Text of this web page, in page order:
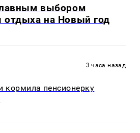
выбором
отдыха на Новый год
3 часа назад
кормила пенсионерку